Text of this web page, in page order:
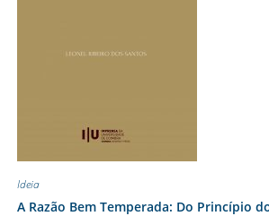
Ideia
A Razão Bem Temperada: Do Princípio